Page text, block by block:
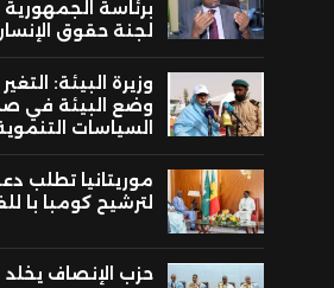
برئاسة
لجنة حقوق
وزيرة البيئة:
وضع البيئة في
السياسات
موريتانيا تطلب
لترشيح كومبا با
حزب الإنصاف يخلد